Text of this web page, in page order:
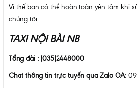
Vì thế bạn có thể hoàn toàn yên tâm khi
chúng tôi.
TAXI NỘI BÀI NB
Tổng đài : (035)2448000
Chat thông tin trực tuyến qua Zalo OA: